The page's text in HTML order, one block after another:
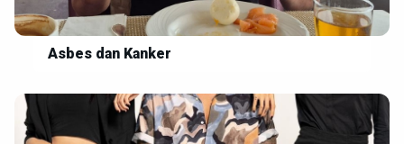
Asbes dan Kanker